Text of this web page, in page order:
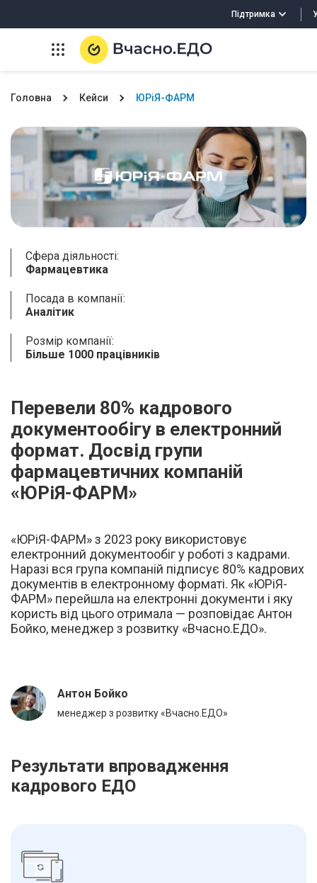
Підтримка
Головна Кейси ЮРіЯ-ФАРМ
Сфера діяльності:
Фармацевтика
Посада в компанії:
Аналітик
Розмір компанії:
Більше 1000 працівників
Перевели 80% кадрового
документообігу в електронний
формат. Досвід групи
фармацевтичних компаній
«ЮРіЯ-ФАРМ»
«ЮРіЯ-ФАРМ» з 2023 року використовує
електронний документообіг у роботі з кадрами.
Наразі вся група компаній підписує 80% кадрових
документів в електронному форматі. Як «ЮРіЯ-
ФАРМ» перейшла на електронні документи і яку
користь від цього отримала — розповідає Антон
Бойко, менеджер з розвитку «Вчасно.ЕДО».
Антон Бойко
менеджер з розвитку «Вчасно.ЕДО»
Результати впровадження
кадрового ЕДО